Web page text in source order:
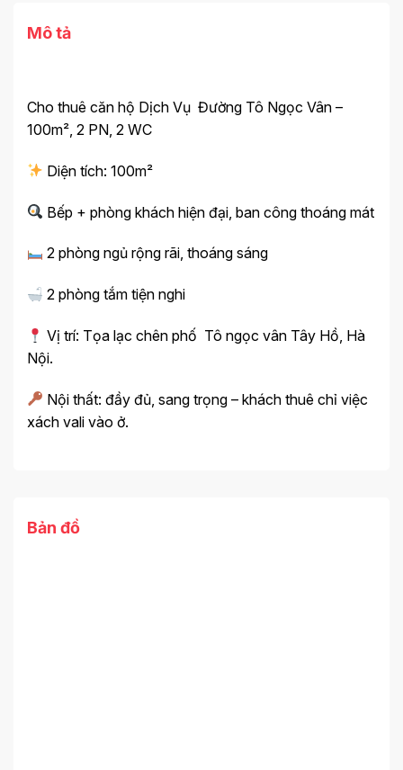
Mô tả
Cho thuê căn hộ Dịch Vụ Đường Tô Ngọc Vân –
100m², 2 PN, 2 WC
Diện tích: 100m²
Bếp + phòng khách hiện đại, ban công thoáng mát
2 phòng ngủ rộng rãi, thoáng sáng
2 phòng tắm tiện nghi
Vị trí: Tọa lạc chên phố Tô ngọc vân Tây Hồ, Hà
Nội.
Nội thất: đầy đủ, sang trọng – khách thuê chỉ việc
xách vali vào ở.
Bản đồ